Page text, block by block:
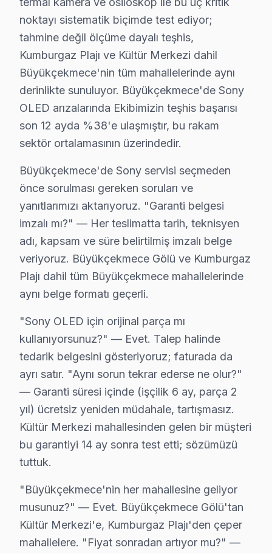
• Büyükçekmece'de anakart kapasitör ve
• HDMI port ve bağlantı noktası temizliği —
• Büyükçekmece'de yazılım ve firmware güncelleme
Yılda en az bir kez profesyonel bakım, Sony
Büyükçekmece Sony Servis Hizmeti –
Büyükçekmece'de aniden arızalanan Sony LED TV
Büyükçekmece'de yerinde servis avantajları:
• Büyükçekmece'de randevu sonrası 1-2 saat içinde
• Büyükçekmece servisimizde tüm marka ve model
• Büyükçekmece'de orijinal parça stok garantisi
• Büyükçekmece servisimizde servis sonrası test ve
• Büyükçekmece'de fatura ve resmi garanti belgesi
Büyükçekmece'da Sony yetkili servis kalitesinde
Sony Servisi: Büyükçekmece Yerel Bilgi
Büyükçekmece ilçesi, İstanbul Avrupa Yakası'nın
Neden Büyükçekmece'de Sony teknik
Büyükçekmece Sony TV Ekran Anakart Profesyonel Servis
Büyükçekmece'da Sony ekran'niz bozulduğunda
• Büyükçekmece'de 25+ sertifikalı teknisyen Sony
• Büyükçekmece'de sadece orijinal parça
• Chip-level tamir için osiloskop, ESR ve termal
Büyükçekmece × Sony: Yerel İçerik ve
Büyükçekmece'de Sony TV onarımında para
Ama değer hesabı yalnızca ilk satın alma fiyatıyla
noktayı sistematik biçimde test ediyor;
tahmine değil ölçüme dayalı teşhis,
Kumburgaz Plajı ve Kültür Merkezi dahil
Büyükçekmece'nin tüm mahallelerinde aynı
derinlikte sunuluyor. Büyükçekmece'de Sony
OLED arızalarında Ekibimizin teşhis başarısı
son 12 ayda %38'e ulaşmıştır, bu rakam
sektör ortalamasının üzerindedir.
Büyükçekmece'de Sony servisi seçmeden
önce sorulması gereken soruları ve
yanıtlarımızı aktarıyoruz. "Garanti belgesi
imzalı mı?" — Her teslimatta tarih, teknisyen
adı, kapsam ve süre belirtilmiş imzalı belge
veriyoruz. Büyükçekmece Gölü ve Kumburgaz
Plajı dahil tüm Büyükçekmece mahallelerinde
aynı belge formatı geçerli.
"Sony OLED için orijinal parça mı
kullanıyorsunuz?" — Evet. Talep halinde
tedarik belgesini gösteriyoruz; faturada da
ayrı satır. "Aynı sorun tekrar ederse ne olur?"
— Garanti süresi içinde (işçilik 6 ay, parça 2
yıl) ücretsiz yeniden müdahale, tartışmasız.
Kültür Merkezi mahallesinden gelen bir müşteri
bu garantiyi 14 ay sonra test etti; sözümüzü
tuttuk.
"Büyükçekmece'nin her mahallesine geliyor
musunuz?" — Evet. Büyükçekmece Gölü'tan
Kültür Merkezi'e, Kumburgaz Plajı'den çeper
mahallelere. "Fiyat sonradan artıyor mu?" —